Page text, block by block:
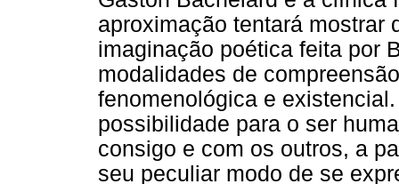
aproximação tentará mostrar
imaginação poética feita por
modalidades de
fenomenológica e
possibilidade para o ser
consigo e com os outros, a
seu peculiar modo de se